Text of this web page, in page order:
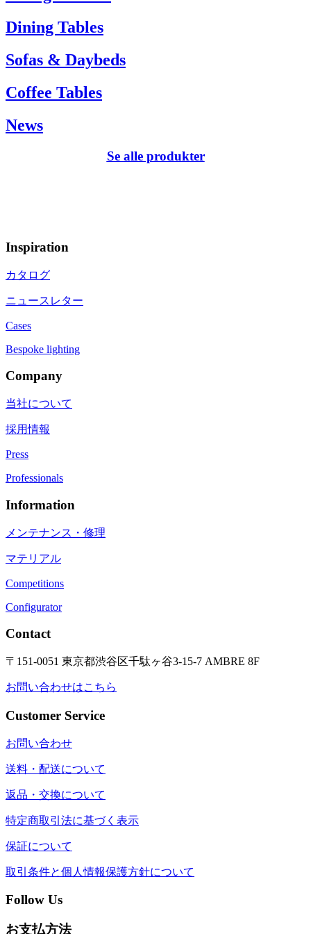
Dining Tables
Sofas & Daybeds
Coffee Tables
News
Se alle produkter
Inspiration
カタログ
ニュースレター
Cases
Bespoke lighting
Company
当社について
採用情報
Press
Professionals
Information
メンテナンス・修理
マテリアル
Competitions
Configurator
Contact
〒151-0051 東京都渋谷区千駄ヶ谷3-15-7 AMBRE 8F
お問い合わせはこちら
Customer Service
お問い合わせ
送料・配送について
返品・交換について
特定商取引法に基づく表示
保証について
取引条件と個人情報保護方針について
Follow Us
お支払方法